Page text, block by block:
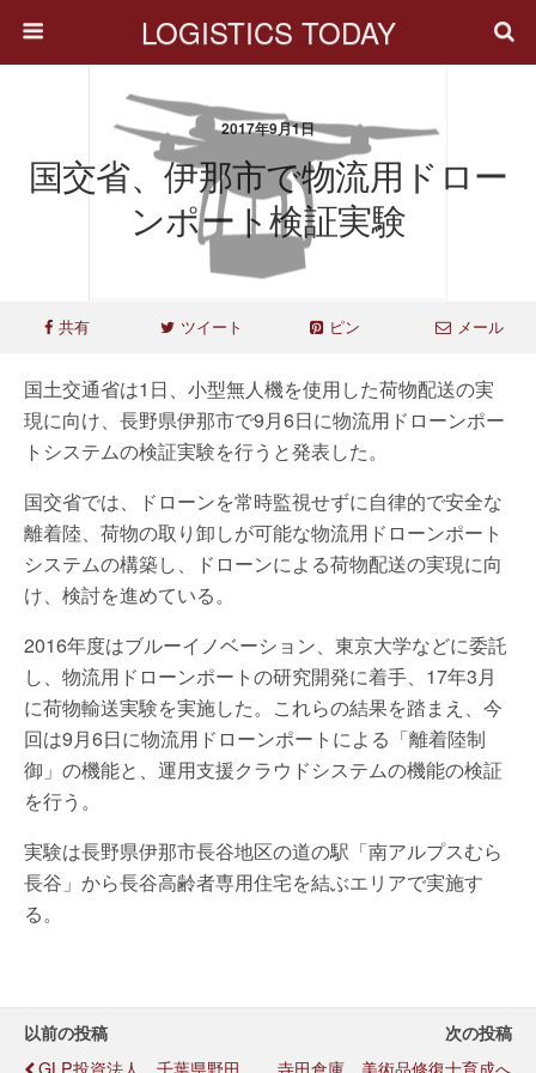
LOGISTICS TODAY
2017年9月1日
国交省、伊那市で物流用ドロー
ンポート検証実験
共有 ツイート ピン メール
国土交通省は1日、小型無人機を使用した荷物配送の実
現に向け、長野県伊那市で9月6日に物流用ドローンポー
トシステムの検証実験を行うと発表した。
国交省では、ドローンを常時監視せずに自律的で安全な
離着陸、荷物の取り卸しが可能な物流用ドローンポート
システムの構築し、ドローンによる荷物配送の実現に向
け、検討を進めている。
2016年度はブルーイノベーション、東京大学などに委託
し、物流用ドローンポートの研究開発に着手、17年3月
に荷物輸送実験を実施した。これらの結果を踏まえ、今
回は9月6日に物流用ドローンポートによる「離着陸制
御」の機能と、運用支援クラウドシステムの機能の検証
を行う。
実験は長野県伊那市長谷地区の道の駅「南アルプスむら
長谷」から長谷高齢者専用住宅を結ぶエリアで実施す
る。
以前の投稿
GLP投資法人、千葉県野田
次の投稿
寺田倉庫、美術品修復士育成へ